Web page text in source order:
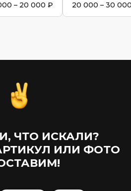
– 20 000 ₽ 20 000 – 30
ЧТО ИСКАЛИ?
ИЛИ ФОТО